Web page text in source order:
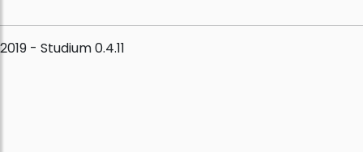
2019 - Studium 0.4.11